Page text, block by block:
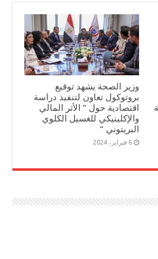
وزير الصحة يشهد توقيع
بروتوكول تعاون لتنفيذ دراسة
اقتصادية حول ” الأثر المالي
والإكلينيكي للغسيل الكلوي
البريتوني “
6 فبراير، 2024